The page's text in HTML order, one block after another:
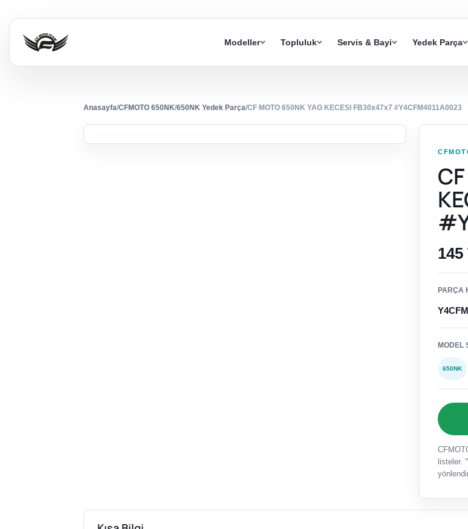
Modeller Topluluk Servis & Bayi Yedek Parça
Anasayfa/CFMOTO 650NK/650NK Yedek Parça/CF MOTO 650NK YAG KECESI FB30x47x7 #Y4CFM4011A0023
145
PARÇA
MODEL
650NK
listeler.